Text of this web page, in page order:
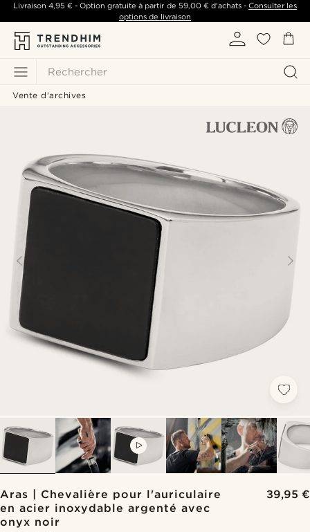
Rechercher
Livraison 4,95 €- Option gratuite à partir de 59,00 €d'achats -Consulter les
options de livraison
Vente d'archives
Aras | Chevalière pour l'auriculaire
en acier inoxydable argenté avec
onyx noir
39,95 €